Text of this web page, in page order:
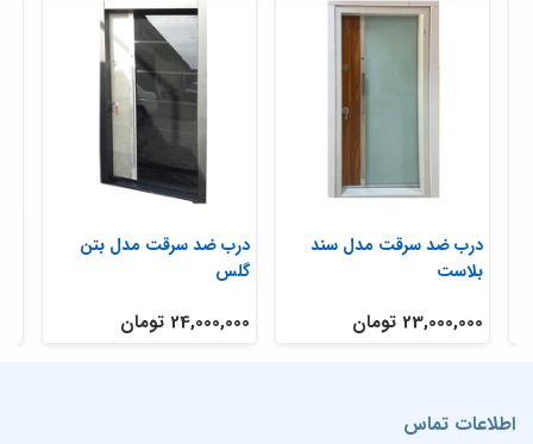
درب ضد سرقت مدل بتن
گلس
24,000,000 تومان
درب ضد سرقت مدل سند
بلاست
23,000,000 تومان
اطلاعات تماس